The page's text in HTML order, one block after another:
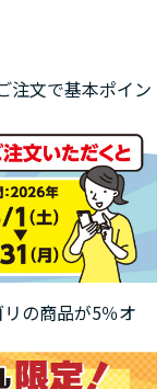
注文で基本ポイン
の商品が5％オ